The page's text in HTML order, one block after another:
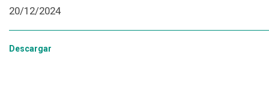
20/12/2024
Descargar